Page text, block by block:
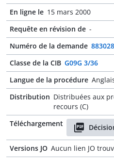
En ligne le 15 mars 2000
Requête en révision de -
Numéro de la demande
Classe de la CIB G09G 3/36
Langue de la procédure
Distribution Distribuées aux
recours (C)
Téléchargement
Versions JO Aucun lien JO